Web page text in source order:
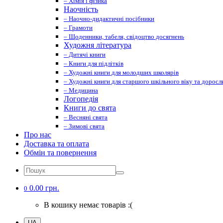
Наочність
– Наочно-дидактичні посібники
– Грамоти
– Щоденники, табеля, свідоцтво досягнень
Художня література
– Дитячі книги
– Книги для підлітків
– Художні книги для молодших школярів
– Художні книги для старшого шкільного віку та
– Медицина
Логопедія
Книги до свята
– Весняні свята
– Зимові свята
Про нас
Доставка та оплата
Обмін та повернення
0 0.00 грн.
В кошику немає товарів :(